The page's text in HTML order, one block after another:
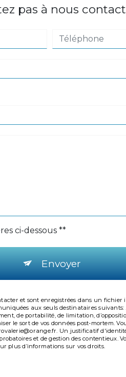
pas à nous
ci-dessous **
Envoyer
et sont enregistrées dans un
aux seuls destinataires
de portabilité, de limitation,
le sort de vos données post-mortem.
Un justificatif
et de gestion des contentieux.
plus d’informations sur vos droits.